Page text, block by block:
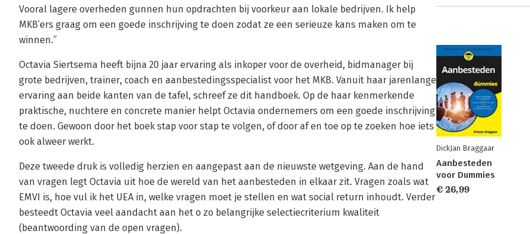
Vooral lagere overheden gunnen hun opdrachten bij voorkeur aan lokale bedrijven. Ik help
MKB’ers graag om een goede inschrijving te doen zodat ze een serieuze kans maken om te
winnen.”
Octavia Siertsema heeft bijna 20 jaar ervaring als inkoper voor de overheid, bidmanager bij
grote bedrijven, trainer, coach en aanbestedingsspecialist voor het MKB. Vanuit haar jarenlange
ervaring aan beide kanten van de tafel, schreef ze dit handboek. Op de haar kenmerkende
praktische, nuchtere en concrete manier helpt Octavia ondernemers om een goede inschrijving
te doen. Gewoon door het boek stap voor stap te volgen, of door af en toe op te zoeken hoe iets
ook alweer werkt.
Deze tweede druk is volledig herzien en aangepast aan de nieuwste wetgeving. Aan de hand
van vragen legt Octavia uit hoe de wereld van het aanbesteden in elkaar zit. Vragen zoals wat
EMVI is, hoe vul ik het UEA in, welke vragen moet je stellen en wat social return inhoudt. Verder
besteedt Octavia veel aandacht aan het o zo belangrijke selectiecriterium kwaliteit
(beantwoording van de open vragen).
DickJan Braggaar
Aanbesteden
voor Dummies
€ 26,99